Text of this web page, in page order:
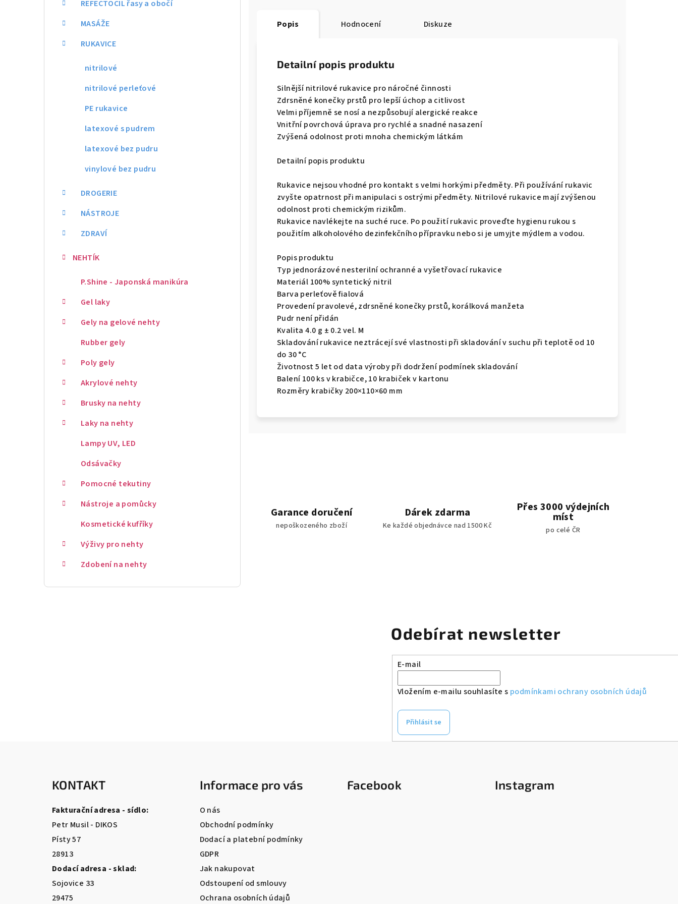
REFECTOCIL řasy a obočí
MASÁŽE
RUKAVICE
nitrilové
nitrilové perleťové
PE rukavice
latexové s pudrem
latexové bez pudru
vinylové bez pudru
DROGERIE
NÁSTROJE
ZDRAVÍ
NEHTÍK
P.Shine - Japonská manikúra
Gel laky
Gely na gelové nehty
Rubber gely
Poly gely
Akrylové nehty
Brusky na nehty
Laky na nehty
Lampy UV, LED
Odsávačky
Pomocné tekutiny
Nástroje a pomůcky
Kosmetické kufříky
Výživy pro nehty
Zdobení na nehty
Popis Hodnocení Diskuze
Detailní popis produktu
Silnější nitrilové rukavice pro náročné činnosti
Zdrsněné konečky prstů pro lepší úchop a citlivost
Velmi příjemně se nosí a nezpůsobují alergické reakce
Vnitřní povrchová úprava pro rychlé a snadné nasazení
Zvýšená odolnost proti mnoha chemickým látkám
Detailní popis produktu
Rukavice nejsou vhodné pro kontakt s velmi horkými předměty. Při používání rukavic
zvyšte opatrnost při manipulaci s ostrými předměty. Nitrilové rukavice mají zvýšenou
odolnost proti chemickým rizikům.
Rukavice navlékejte na suché ruce. Po použití rukavic proveďte hygienu rukou s
použitím alkoholového dezinfekčního přípravku nebo si je umyjte mýdlem a vodou.
Popis produktu
Typ jednorázové nesterilní ochranné a vyšetřovací rukavice
Materiál 100% syntetický nitril
Barva perleťově fialová
Provedení pravolevé, zdrsněné konečky prstů, korálková manžeta
Pudr není přidán
Kvalita 4.0 g ± 0.2 vel. M
Skladování rukavice neztrácejí své vlastnosti při skladování v suchu při teplotě od 10
do 30 °C
Životnost 5 let od data výroby při dodržení podmínek skladování
Balení 100 ks v krabičce, 10 krabiček v kartonu
Rozměry krabičky 200×110×60 mm
Garance doručení
nepoškozeného zboží
Dárek zdarma
Ke každé objednávce nad 1500 Kč
Přes 3000 výdejních
míst
po celé ČR
Odebírat newsletter
E-mail
Vložením e-mailu souhlasíte s podmínkami ochrany osobních údajů
Přihlásit se
KONTAKT
Fakturační adresa - sídlo:
Petr Musil - DIKOS
Písty 57
28913
Dodací adresa - sklad:
Sojovice 33
29475
Informace pro vás
O nás
Obchodní podmínky
Dodací a platební podmínky
GDPR
Jak nakupovat
Odstoupení od smlouvy
Ochrana osobních údajů
Facebook Instagram